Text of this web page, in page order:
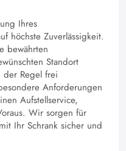
Ihres
höchste Zuverlässigkeit.
bewährten
Standort
Regel frei
Anforderungen
Aufstellservice,
Wir sorgen für
Ihr Schrank sicher und